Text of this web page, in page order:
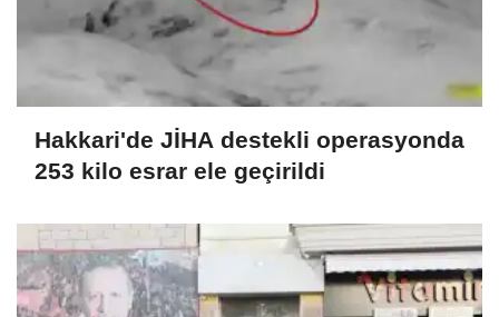
Hakkari'de JİHA destekli operasyonda
253 kilo esrar ele geçirildi